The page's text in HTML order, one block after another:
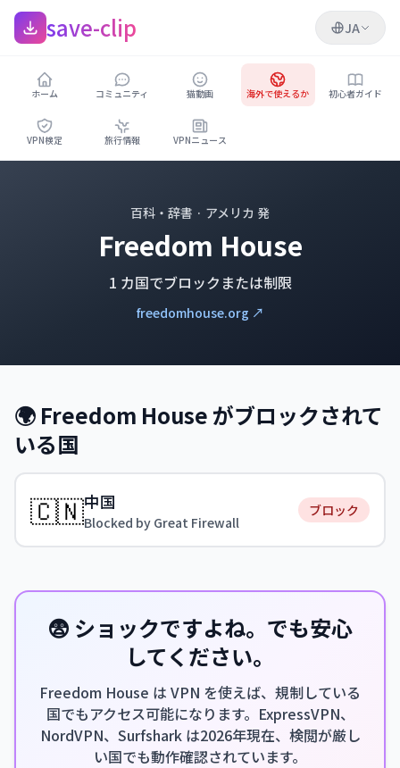
save-clip JA
ホーム コミュニティ 猫動画 海外で使えるか 初心者ガイド
VPN検定 旅行情報 VPNニュース
百科・辞書 · アメリカ 発
Freedom House
1 カ国でブロックまたは制限
freedomhouse.org ↗
🌍 Freedom House がブロックされて
いる国
🇨🇳中国
Blocked by Great Firewall
ブロック
😨 ショックですよね。でも安心
してください。
Freedom House は VPN を使えば、規制している
国でもアクセス可能になります。ExpressVPN、
NordVPN、Surfshark は2026年現在、検閲が厳し
い国でも動作確認されています。